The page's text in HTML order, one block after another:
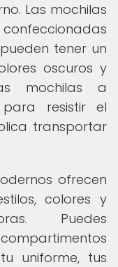
Las mochilas
tener un
oscuros y
mochilas a
resistir el
transportar
ofrecen
colores y
Puedes
uniforme, tus